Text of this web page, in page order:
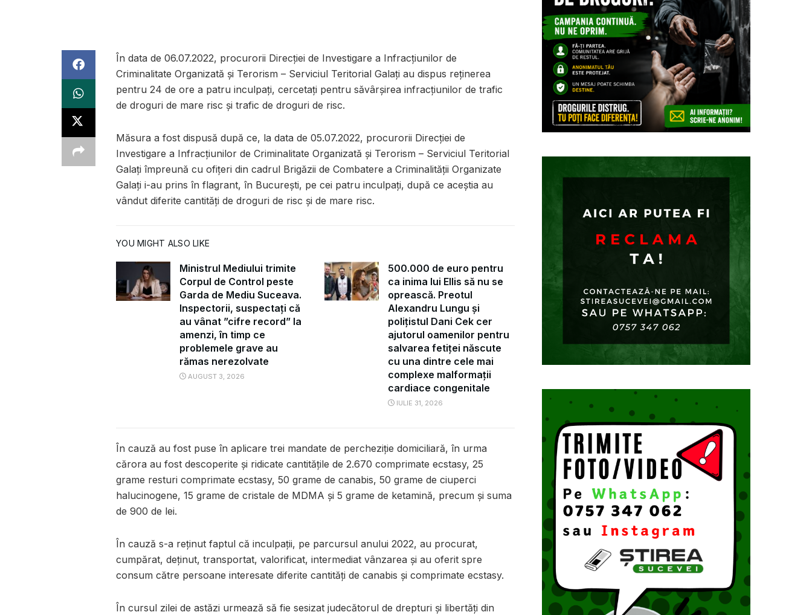
În data de 06.07.2022, procurorii Direcției de Investigare a Infracțiunilor de
Criminalitate Organizată şi Terorism – Serviciul Teritorial Galați au dispus reținerea
pentru 24 de ore a patru inculpați, cercetați pentru săvârșirea infracțiunilor de trafic
de droguri de mare risc şi trafic de droguri de risc.
Măsura a fost dispusă după ce, la data de 05.07.2022, procurorii Direcţiei de
Investigare a Infracţiunilor de Criminalitate Organizată şi Terorism – Serviciul Teritorial
Galați împreună cu ofițeri din cadrul Brigăzii de Combatere a Criminalității Organizate
Galați i-au prins în flagrant, în București, pe cei patru inculpați, după ce aceștia au
vândut diferite cantități de droguri de risc și de mare risc.
YOU MIGHT ALSO LIKE
Ministrul Mediului trimite
Corpul de Control peste
Garda de Mediu Suceava.
Inspectorii, suspectați că
au vânat ”cifre record” la
amenzi, în timp ce
problemele grave au
rămas nerezolvate
AUGUST 3, 2026
500.000 de euro pentru
ca inima lui Ellis să nu se
oprească. Preotul
Alexandru Lungu și
polițistul Dani Cek cer
ajutorul oamenilor pentru
salvarea fetiței născute
cu una dintre cele mai
complexe malformații
cardiace congenitale
IULIE 31, 2026
În cauză au fost puse în aplicare trei mandate de percheziție domiciliară, în urma
cărora au fost descoperite și ridicate cantitățile de 2.670 comprimate ecstasy, 25
grame resturi comprimate ecstasy, 50 grame de canabis, 50 grame de ciuperci
halucinogene, 15 grame de cristale de MDMA și 5 grame de ketamină, precum și suma
de 900 de lei.
În cauză s-a reținut faptul că inculpații, pe parcursul anului 2022, au procurat,
cumpărat, deținut, transportat, valorificat, intermediat vânzarea și au oferit spre
consum către persoane interesate diferite cantități de canabis și comprimate ecstasy.
În cursul zilei de astăzi urmează să fie sesizat judecătorul de drepturi și libertăți din